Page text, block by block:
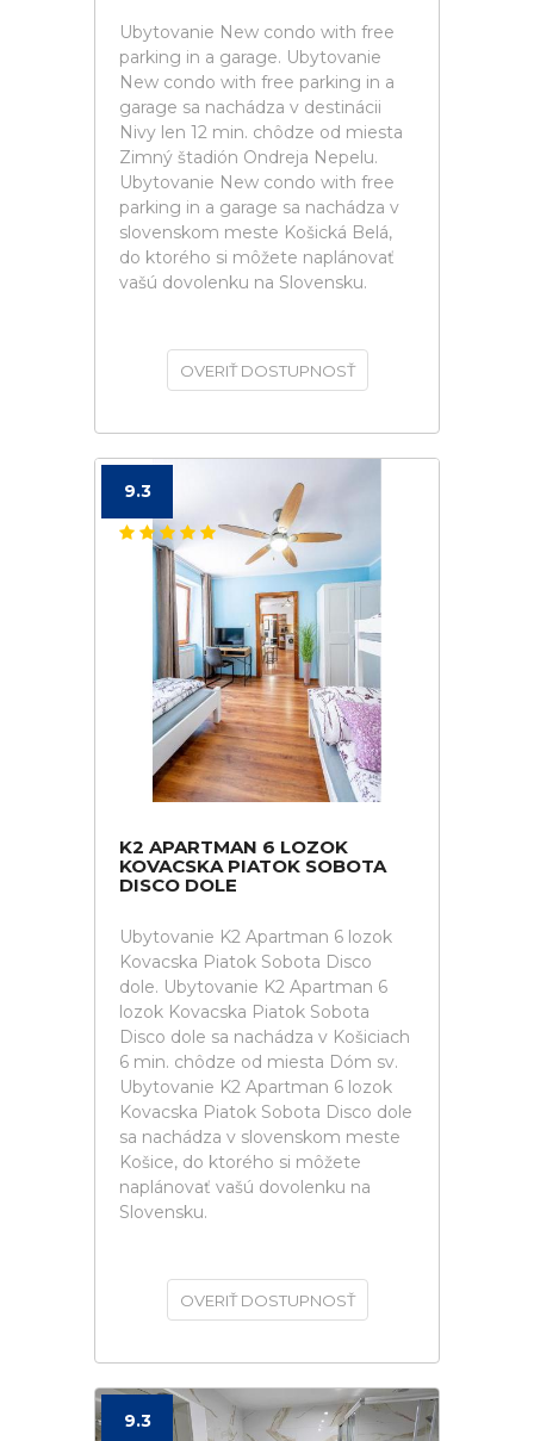
Ubytovanie New condo with free
parking in a garage. Ubytovanie
New condo with free parking in a
garage sa nachádza v destinácii
Nivy len 12 min. chôdze od miesta
Zimný štadión Ondreja Nepelu.
Ubytovanie New condo with free
parking in a garage sa nachádza v
slovenskom meste Košická Belá,
do ktorého si môžete naplánovať
vašú dovolenku na Slovensku.
OVERIŤ DOSTUPNOSŤ
9.3
K2 APARTMAN 6 LOZOK
KOVACSKA PIATOK SOBOTA
DISCO DOLE
Ubytovanie K2 Apartman 6 lozok
Kovacska Piatok Sobota Disco
dole. Ubytovanie K2 Apartman 6
lozok Kovacska Piatok Sobota
Disco dole sa nachádza v Košiciach
6 min. chôdze od miesta Dóm sv.
Ubytovanie K2 Apartman 6 lozok
Kovacska Piatok Sobota Disco dole
sa nachádza v slovenskom meste
Košice, do ktorého si môžete
naplánovať vašú dovolenku na
Slovensku.
OVERIŤ DOSTUPNOSŤ
9.3